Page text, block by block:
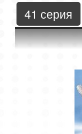
41 серия
45 серия